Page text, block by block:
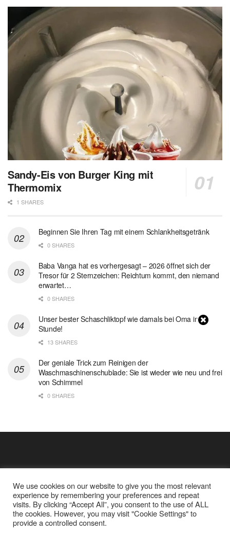
Sandy-Eis von Burger King mit
Thermomix
1 SHARES
Beginnen Sie Ihren Tag mit einem Schlankheitsgetränk
0 SHARES
Baba Vanga hat es vorhergesagt – 2026 öffnet sich der
Tresor für 2 Sternzeichen: Reichtum kommt, den niemand
erwartet…
0 SHARES
Unser bester Schaschliktopf wie damals bei Oma in 1
Stunde!
13 SHARES
Der geniale Trick zum Reinigen der
Waschmaschinenschublade: Sie ist wieder wie neu und frei
von Schimmel
0 SHARES
Cookie Policy
Datenschutz
Google Analytics und Cookie Dateien
We use cookies on our website to give you the most relevant
experience by remembering your preferences and repeat
visits. By clicking “Accept All”, you consent to the use of ALL
the cookies. However, you may visit "Cookie Settings" to
provide a controlled consent.